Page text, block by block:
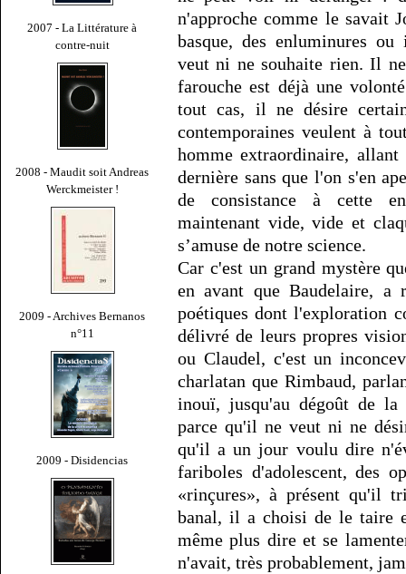
2007 - La Littérature à
contre-nuit
2008 - Maudit soit Andreas
Werckmeister !
2009 - Archives Bernanos
n°11
2009 - Disidencias
n'approche comme le savait
basque, des enluminures
veut ni ne souhaite rien. Il
farouche est déjà une
tout cas, il ne désire
contemporaines veulent à
homme extraordinaire,
dernière sans que l'on s'en
de consistance à cette
maintenant vide, vide et
s’amuse de notre science.
Car c'est un grand mystère
en avant que Baudelaire, a
poétiques dont l'exploration
délivré de leurs propres
ou Claudel, c'est un
charlatan que Rimbaud,
inouï, jusqu'au dégoût de
parce qu'il ne veut ni ne
qu'il a un jour voulu dire
fariboles d'adolescent, des
«rinçures», à présent qu'il
banal, il a choisi de le taire
même plus dire et se
n'avait, très probablement,